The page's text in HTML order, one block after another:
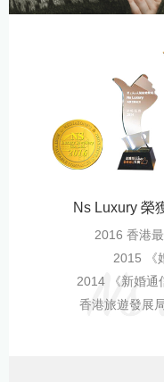
Ns Luxury 榮
2016 香港
2015 《
2014 《新婚通
香港旅遊發展